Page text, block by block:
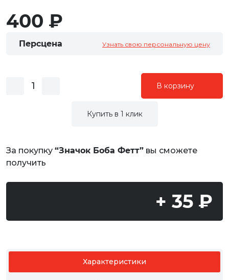
400 ₽
Персцена Узнать свою персональную цену
В корзину
Купить в 1 клик
За покупку “Значок Боба Фетт” вы сможете
получить
+ 35 ₽
Характеристики